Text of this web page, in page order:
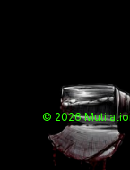
© 2026